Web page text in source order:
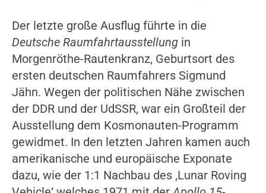
Der letzte große Ausflug führte in die
Deutsche Raumfahrtausstellung in
Morgenröthe-Rautenkranz, Geburtsort des
ersten deutschen Raumfahrers Sigmund
Jähn. Wegen der politischen Nähe zwischen
der DDR und der UdSSR, war ein Großteil der
Ausstellung dem Kosmonauten-Programm
gewidmet. In den letzten Jahren kamen auch
amerikanische und europäische Exponate
dazu, wie der 1:1 Nachbau des ‚Lunar Roving